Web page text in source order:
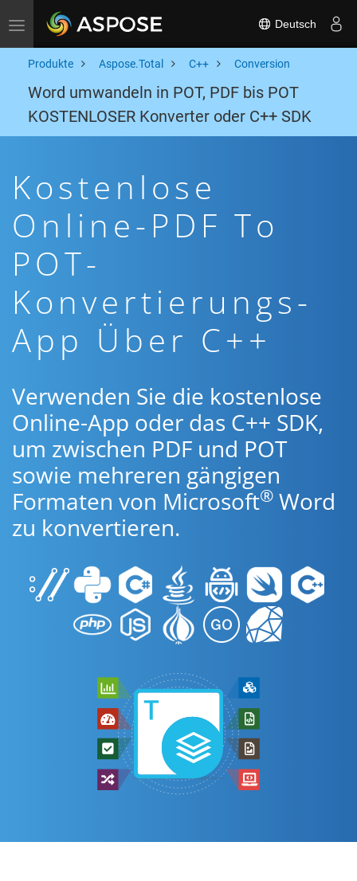
Toggle navigation Deutsch
Produkte Aspose.Total C++ Conversion
Word umwandeln in POT, PDF bis POT
KOSTENLOSER Konverter oder C++ SDK
Kostenlose
Online-PDF To
POT-
Konvertierungs-
App Über C++
Verwenden Sie die kostenlose
Online-App oder das C++ SDK,
um zwischen PDF und POT
sowie mehreren gängigen
Formaten von Microsoft® Word
zu konvertieren.